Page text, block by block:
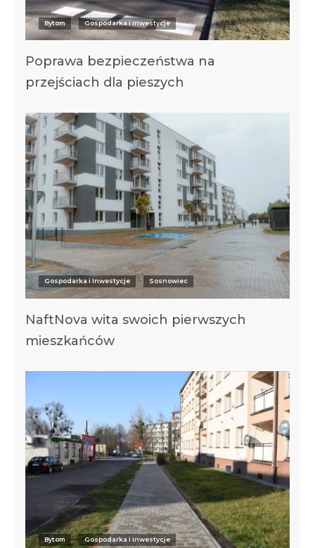
Bytom Gospodarka i Inwestycje
Poprawa bezpieczeństwa na
przejściach dla pieszych
Gospodarka i Inwestycje Sosnowiec
NaftNova wita swoich pierwszych
mieszkańców
Bytom Gospodarka i Inwestycje